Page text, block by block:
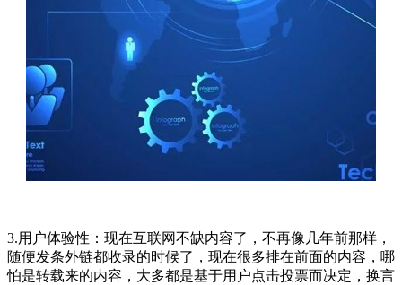
3.用户体验性：现在互联网不缺内容了，不再像几年前那样，
随便发条外链都收录的时候了，现在很多排在前面的内容，哪
怕是转载来的内容，大多都是基于用户点击投票而决定，换言